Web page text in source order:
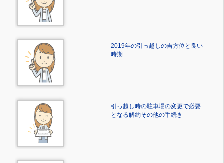
2019年の引っ越しの吉方位と良い
時期
引っ越し時の駐車場の変更で必要
となる解約その他の手続き